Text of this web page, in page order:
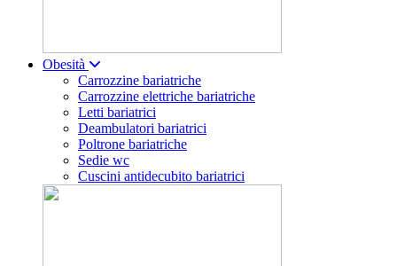
Obesità
Carrozzine bariatriche
Carrozzine elettriche bariatriche
Letti bariatrici
Deambulatori bariatrici
Poltrone bariatriche
Sedie wc
Cuscini antidecubito bariatrici